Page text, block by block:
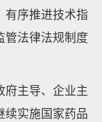
有序推进技术指
管法律法规制度
府主导、企业主
续实施国家药品